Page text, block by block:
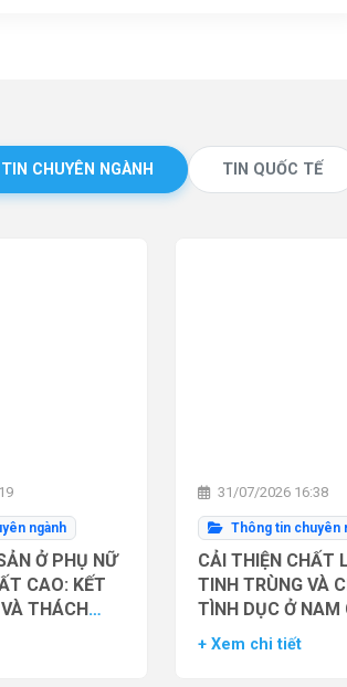
TIN CHUYÊN NGÀNH TIN QUỐC TẾ
ngành
Ở PHỤ NỮ
CAO: KẾT
THÁCH
31/07/2026 16:38
Thông tin chuyên
CẢI THIỆN CHẤT
TINH TRÙNG VÀ
TÌNH DỤC Ở NAM
PHÌ BẰNG THUỐC
+ Xem chi tiết